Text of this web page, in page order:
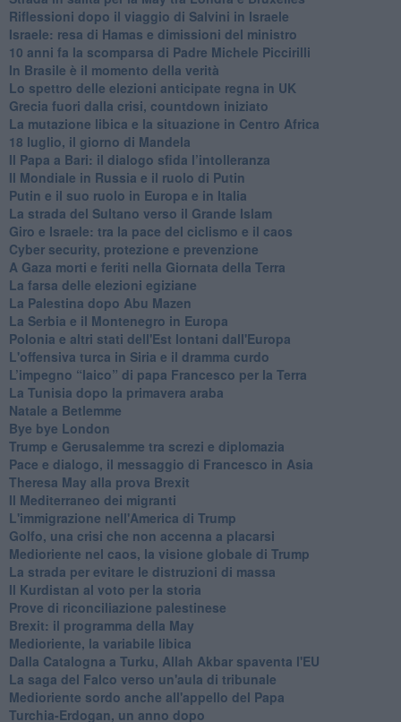
Riflessioni dopo il viaggio di Salvini in Israele
Israele: resa di Hamas e dimissioni del ministro
10 anni fa la scomparsa di Padre Michele Piccirilli
In Brasile è il momento della verità
Lo spettro delle elezioni anticipate regna in UK
Grecia fuori dalla crisi, countdown iniziato
La mutazione libica e la situazione in Centro Africa
18 luglio, il giorno di Mandela
Il Papa a Bari: il dialogo sfida l’intolleranza
Il Mondiale in Russia e il ruolo di Putin
Putin e il suo ruolo in Europa e in Italia
La strada del Sultano verso il Grande Islam
Giro e Israele: tra la pace del ciclismo e il caos
Cyber security, protezione e prevenzione
A Gaza morti e feriti nella Giornata della Terra
La farsa delle elezioni egiziane
La Palestina dopo Abu Mazen
La Serbia e il Montenegro in Europa
Polonia e altri stati dell'Est lontani dall'Europa
L'offensiva turca in Siria e il dramma curdo
L’impegno “laico” di papa Francesco per la Terra
La Tunisia dopo la primavera araba
Natale a Betlemme
Bye bye London
Trump e Gerusalemme tra screzi e diplomazia
Pace e dialogo, il messaggio di Francesco in Asia
Theresa May alla prova Brexit
Il Mediterraneo dei migranti
L'immigrazione nell'America di Trump
Golfo, una crisi che non accenna a placarsi
Medioriente nel caos, la visione globale di Trump
La strada per evitare le distruzioni di massa
Il Kurdistan al voto per la storia
Prove di riconciliazione palestinese
Brexit: il programma della May
Medioriente, la variabile libica
Dalla Catalogna a Turku, Allah Akbar spaventa l'EU
La saga del Falco verso un'aula di tribunale
Medioriente sordo anche all'appello del Papa
Turchia-Erdogan, un anno dopo